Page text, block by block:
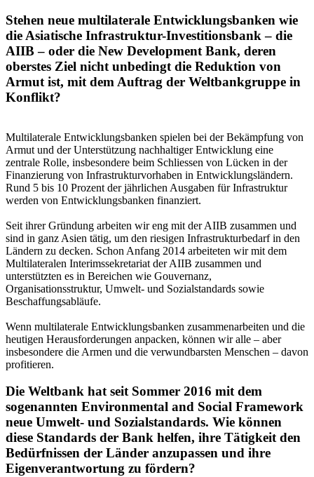
Stehen neue multilaterale Entwicklungsbanken wie
die Asiatische Infrastruktur-Investitionsbank – die
AIIB – oder die New Development Bank, deren
oberstes Ziel nicht unbedingt die Reduktion von
Armut ist, mit dem Auftrag der Weltbankgruppe in
Konflikt?
Multilaterale Entwicklungsbanken spielen bei der Bekämpfung von
Armut und der Unterstützung nachhaltiger Entwicklung eine
zentrale Rolle, insbesondere beim Schliessen von Lücken in der
Finanzierung von Infrastrukturvorhaben in Entwicklungsländern.
Rund 5 bis 10 Prozent der jährlichen Ausgaben für Infrastruktur
werden von Entwicklungsbanken finanziert.
Seit ihrer Gründung arbeiten wir eng mit der AIIB zusammen und
sind in ganz Asien tätig, um den riesigen Infrastrukturbedarf in den
Ländern zu decken. Schon Anfang 2014 arbeiteten wir mit dem
Multilateralen Interimssekretariat der AIIB zusammen und
unterstützten es in Bereichen wie Gouvernanz,
Organisationsstruktur, Umwelt- und Sozialstandards sowie
Beschaffungsabläufe.
Wenn multilaterale Entwicklungsbanken zusammenarbeiten und die
heutigen Herausforderungen anpacken, können wir alle – aber
insbesondere die Armen und die verwundbarsten Menschen – davon
profitieren.
Die Weltbank hat seit Sommer 2016 mit dem
sogenannten Environmental and Social Framework
neue Umwelt- und Sozialstandards. Wie können
diese Standards der Bank helfen, ihre Tätigkeit den
Bedürfnissen der Länder anzupassen und ihre
Eigenverantwortung zu fördern?